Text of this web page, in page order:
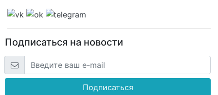
Подписаться на новости
Подписаться